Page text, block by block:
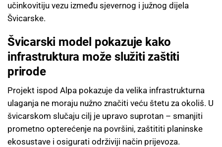
učinkovitiju vezu između sjevernog i južnog dijela
Švicarske.
Švicarski model pokazuje kako
infrastruktura može služiti zaštiti
prirode
Projekt ispod Alpa pokazuje da velika infrastrukturna
ulaganja ne moraju nužno značiti veću štetu za okoliš. U
švicarskom slučaju cilj je upravo suprotan – smanjiti
prometno opterećenje na površini, zaštititi planinske
ekosustave i osigurati održiviji način prijevoza.